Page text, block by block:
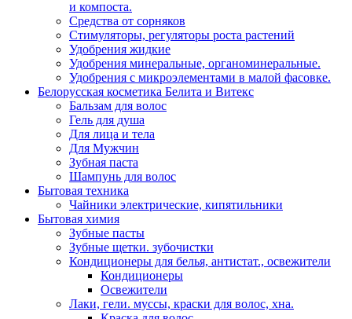
и компоста.
Средства от сорняков
Стимуляторы, регуляторы роста растений
Удобрения жидкие
Удобрения минеральные, органоминеральные.
Удобрения с микроэлементами в малой фасовке.
Белорусская косметика Белита и Витекс
Бальзам для волос
Гель для душа
Для лица и тела
Для Мужчин
Зубная паста
Шампунь для волос
Бытовая техника
Чайники электрические, кипятильники
Бытовая химия
Зубные пасты
Зубные щетки. зубочистки
Кондиционеры для белья, антистат., освежители
Кондиционеры
Освежители
Лаки, гели. муссы, краски для волос, хна.